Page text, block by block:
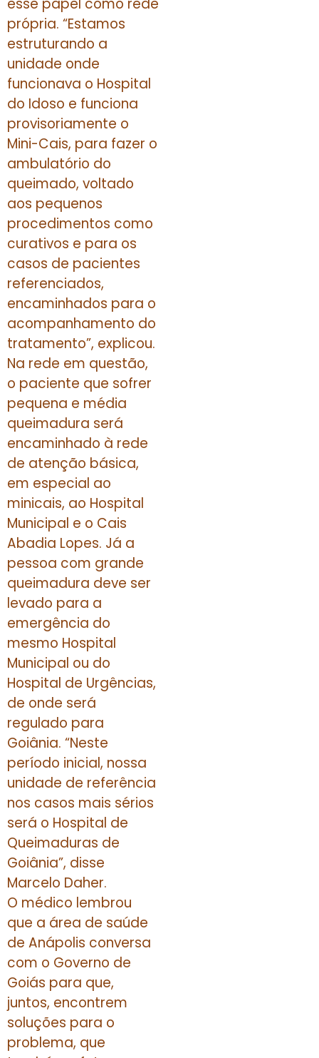
própria. “Estamos
estruturando a
unidade onde
funcionava o Hospital
do Idoso e funciona
provisoriamente o
Mini-Cais, para fazer o
ambulatório do
queimado, voltado
aos pequenos
procedimentos como
curativos e para os
casos de pacientes
referenciados,
encaminhados para o
acompanhamento do
tratamento”, explicou.
Na rede em questão,
o paciente que sofrer
pequena e média
queimadura será
encaminhado à rede
de atenção básica,
em especial ao
minicais, ao Hospital
Municipal e o Cais
Abadia Lopes. Já a
pessoa com grande
queimadura deve ser
levado para a
emergência do
mesmo Hospital
Municipal ou do
Hospital de Urgências,
de onde será
regulado para
Goiânia. “Neste
período inicial, nossa
unidade de referência
nos casos mais sérios
será o Hospital de
Queimaduras de
Goiânia”, disse
Marcelo Daher.
O médico lembrou
que a área de saúde
de Anápolis conversa
com o Governo de
Goiás para que,
juntos, encontrem
soluções para o
problema, que